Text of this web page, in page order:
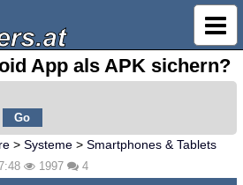
App als APK sichern?
> Systeme > Smartphones & Tablets
1997 4